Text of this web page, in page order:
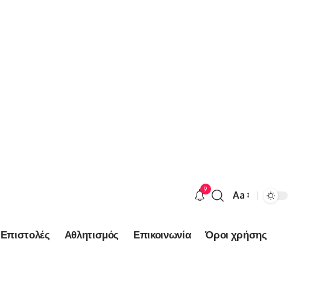
9
Font
Aa
Επιστολές Αθλητισμός Επικοινωνία Όροι χρήσης